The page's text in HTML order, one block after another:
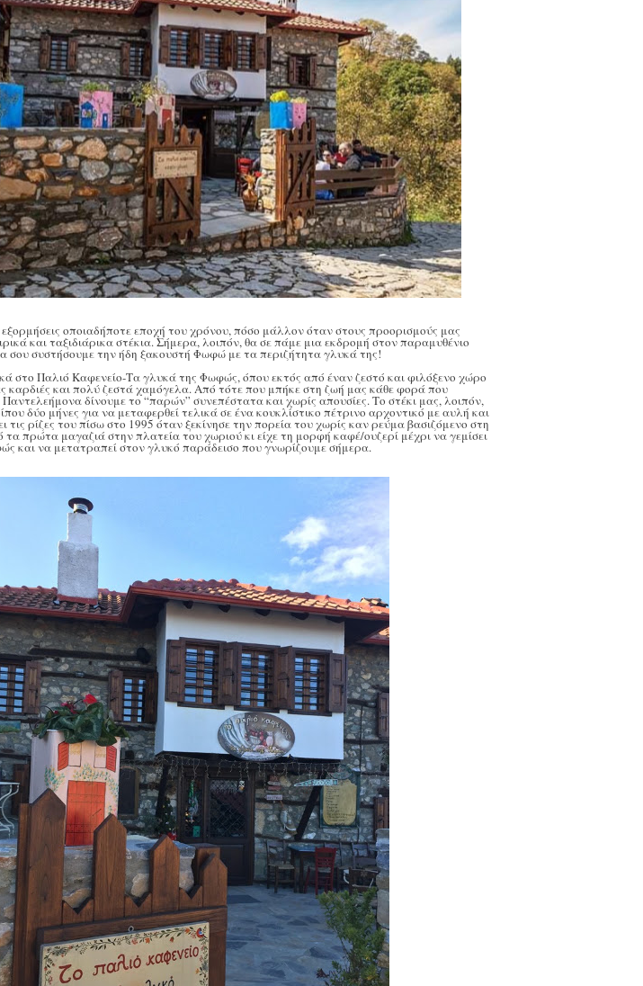
οποιαδήποτε εποχή του χρόνου, πόσο μάλλον όταν στους προορισμούς μας
και ταξιδιάρικα στέκια. Σήμερα, λοιπόν, θα σε πάμε μια εκδρομή στον παραμυθένιο
σου συστήσουμε την ήδη ξακουστή Φωφώ με τα περιζήτητα γλυκά της!
στο Παλιό Καφενείο-Τα γλυκά της Φωφώς, όπου εκτός από έναν ζεστό και φιλόξενο χώρο
καρδιές και πολύ ζεστά χαμόγελα. Από τότε που μπήκε στη ζωή μας κάθε φορά που
δίνουμε το “παρών” συνεπέστατα και χωρίς απουσίες. Το στέκι μας, λοιπόν,
δύο μήνες για να μεταφερθεί τελικά σε ένα κουκλίστικο πέτρινο αρχοντικό με αυλή και
τις ρίζες του πίσω στο 1995 όταν ξεκίνησε την πορεία του χωρίς καν ρεύμα βασιζόμενο στη
πρώτα μαγαζιά στην πλατεία του χωριού κι είχε τη μορφή καφέ/ουζερί μέχρι να γεμίσει
και να μετατραπεί στον γλυκό παράδεισο που γνωρίζουμε σήμερα.